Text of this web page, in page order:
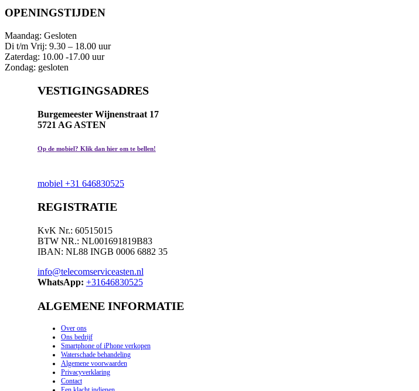
OPENINGSTIJDEN
Maandag: Gesloten
Di t/m Vrij: 9.30 – 18.00 uur
Zaterdag: 10.00 -17.00 uur
Zondag: gesloten
VESTIGINGSADRES
Burgemeester Wijnenstraat 17
5721 AG ASTEN
Op de mobiel? Klik dan hier om te bellen!
mobiel +31 646830525
REGISTRATIE
KvK Nr.: 60515015
BTW NR.: NL001691819B83
IBAN: NL88 INGB 0006 6882 35
info@telecomserviceasten.nl
WhatsApp: +31646830525
ALGEMENE INFORMATIE
Over ons
Ons bedrijf
Smartphone of iPhone verkopen
Waterschade behandeling
Algemene voorwaarden
Privacyverklaring
Contact